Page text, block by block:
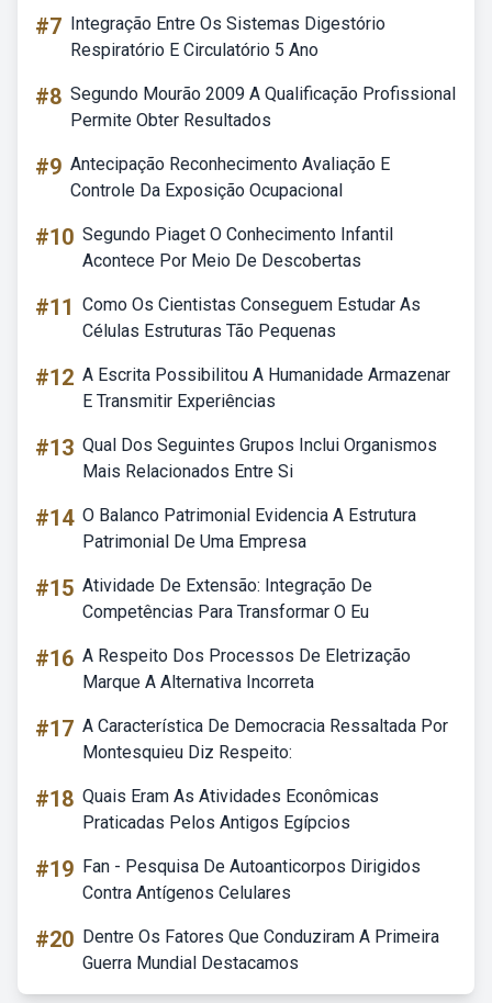
#7 Integração Entre Os Sistemas Digestório
Respiratório E Circulatório 5 Ano
#8 Segundo Mourão 2009 A Qualificação Profissional
Permite Obter Resultados
#9 Antecipação Reconhecimento Avaliação E
Controle Da Exposição Ocupacional
#10 Segundo Piaget O Conhecimento Infantil
Acontece Por Meio De Descobertas
#11 Como Os Cientistas Conseguem Estudar As
Células Estruturas Tão Pequenas
#12 A Escrita Possibilitou A Humanidade Armazenar
E Transmitir Experiências
#13 Qual Dos Seguintes Grupos Inclui Organismos
Mais Relacionados Entre Si
#14 O Balanco Patrimonial Evidencia A Estrutura
Patrimonial De Uma Empresa
#15 Atividade De Extensão: Integração De
Competências Para Transformar O Eu
#16 A Respeito Dos Processos De Eletrização
Marque A Alternativa Incorreta
#17 A Característica De Democracia Ressaltada Por
Montesquieu Diz Respeito:
#18 Quais Eram As Atividades Econômicas
Praticadas Pelos Antigos Egípcios
#19 Fan - Pesquisa De Autoanticorpos Dirigidos
Contra Antígenos Celulares
#20 Dentre Os Fatores Que Conduziram A Primeira
Guerra Mundial Destacamos